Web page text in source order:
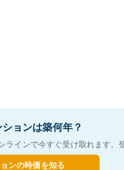
ョンは築何年？
ラインで今すぐ受け取れます。
ンの時価を知る